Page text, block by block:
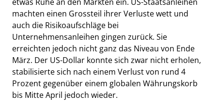
machten einen Grossteil ihrer Verluste wett und
auch die Risikoaufschläge bei
Unternehmensanleihen gingen zurück. Sie
erreichten jedoch nicht ganz das Niveau von Ende
März. Der US-Dollar konnte sich zwar nicht erholen,
stabilisierte sich nach einem Verlust von rund 4
Prozent gegenüber einem globalen Währungskorb
bis Mitte April jedoch wieder.